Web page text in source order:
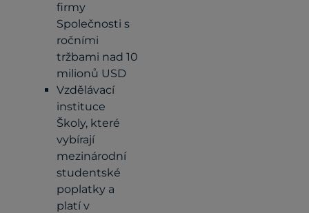
firmy
Společnosti s
ročními
tržbami nad 10
milionů USD
Vzdělávací
instituce
Školy, které
vybírají
mezinárodní
studentské
poplatky a
platí v